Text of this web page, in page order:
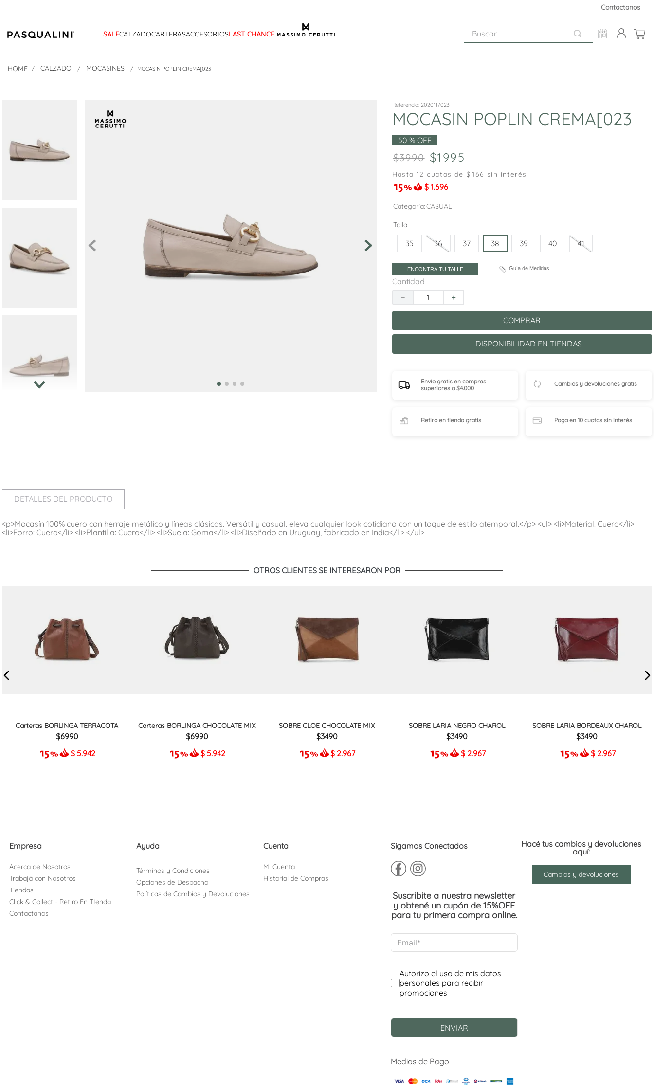
Contactanos
SALECALZADOCARTERASACCESORIOSLAST CHANCE
CALZADO MOCASINES MOCASIN POPLIN CREMA[023
Referencia: 2020117023
MOCASIN POPLIN CREMA[023
50 % OFF
3990 1995
Hasta 12 cuotas de $ 166 sin interés
$ 1.696
Categoría CASUAL
Talla
35 36 37 38 39 40 41
ENCONTRÁ TU TALLE Guía de Medidas
Cantidad
＋
－
COMPRAR
DISPONIBILIDAD EN TIENDAS
Envío gratis en compras
superiores a $4.000
Cambios y devoluciones gratis
Retiro en tienda gratis Paga en 10 cuotassin interés
DETALLES DEL PRODUCTO
<p>Mocasín 100% cuero con herraje metálico y líneas clásicas. Versátil y casual, eleva cualquier look cotidiano con un toque de estilo atemporal.</p> <ul> <li>Material: Cuero</li>
<li>Forro: Cuero</li> <li>Plantilla: Cuero</li> <li>Suela: Goma</li> <li>Diseñado en Uruguay, fabricado en India</li> </ul>
OTROS CLIENTES SE INTERESARON POR
Carteras BORLINGA TERRACOTA
6990
$ 5.942
Carteras BORLINGA CHOCOLATE MIX
6990
$ 5.942
SOBRE CLOE CHOCOLATE MIX
3490
$ 2.967
SOBRE LARIA NEGRO CHAROL
3490
$ 2.967
SOBRE LARIA BORDEAUX CHAROL
3490
$ 2.967
Empresa
Acerca de Nosotros
Trabajá con Nosotros
Tiendas
Click & Collect - Retiro En TIenda
Contactanos
Ayuda
Términos y Condiciones
Opciones de Despacho
Políticas de Cambios y Devoluciones
Cuenta
Mi Cuenta
Historial de Compras
Sigamos Conectados
Suscribite a nuestra newsletter
y obtené un cupón de 15%OFF
para tu primera compra online.
Medios de Pago
Hacé tus cambios y devoluciones
aquí:
Cambios y devoluciones